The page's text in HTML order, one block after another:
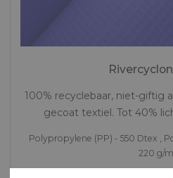
100% recyclebaar, niet-giftig
gecoat textiel. Tot 40%
Polypropylene (PP) - 550 Dtex ,
220 g/